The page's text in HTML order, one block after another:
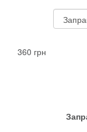
360 грн